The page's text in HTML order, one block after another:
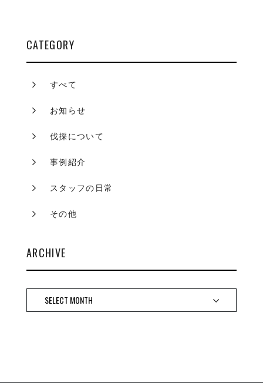
CATEGORY
すべて
お知らせ
伐採について
事例紹介
スタッフの日常
その他
ARCHIVE